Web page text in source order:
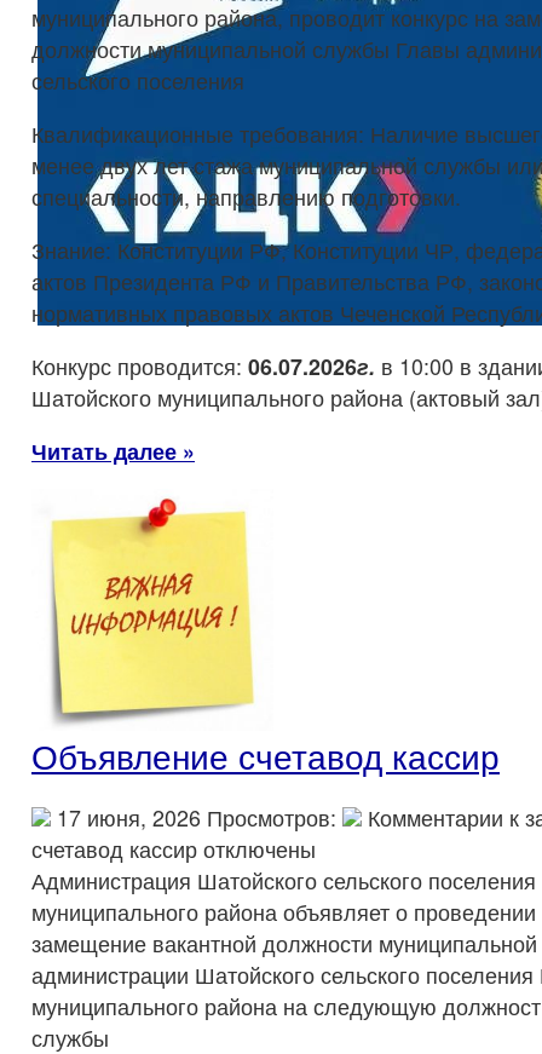
муниципального района, проводит конкурс на
должности муниципальной службы Главы
сельского поселения
Квалификационные требования: Наличие
менее двух лет стажа муниципальной службы
специальности, направлению подготовки.
Знание: Конституции РФ, Конституции ЧР,
актов Президента РФ и Правительства РФ,
нормативных правовых актов Чеченской
Конкурс проводится: 06.07.2026г. в 10:00 в
Шатойского муниципального района (актовый
Читать далее »
Объявление счетавод кассир
17 июня, 2026 Просмотров: Комментарии к
счетавод кассир отключены
Администрация Шатойского сельского
муниципального района объявляет о проведении
замещение вакантной должности
администрации Шатойского сельского
муниципального района на следующую
службы